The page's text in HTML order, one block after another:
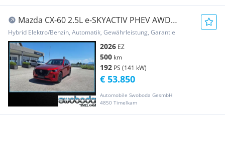
Mazda CX-60 2.5L e-SKYACTIV PHEV AWD
HOMURA PLUS Aut.
Hybrid Elektro/Benzin, Automatik, Gewährleistung, Garantie
2026 EZ
500 km
192 PS (141 kW)
Automobile Swoboda GesmbH
4850 Timelkam
€ 53.850